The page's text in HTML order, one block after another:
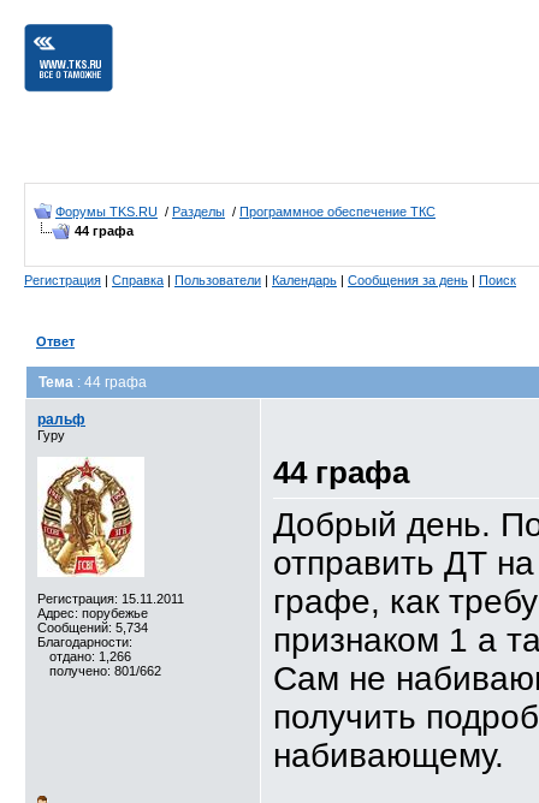
Форумы TKS.RU / Разделы / Программное обеспечение ТКС
44 графа
Регистрация | Справка | Пользователи | Календарь | Сообщения за день | Поиск
Ответ
Тема : 44 графа
ральф
Гуру
Регистрация: 15.11.2011
Адрес: порубежье
Сообщений: 5,734
Благодарности:
отдано: 1,266
получено: 801/662
44 графа
Добрый день.
отправить ДТ
графе, как
признаком 1 а
Сам не
получить
набивающему.